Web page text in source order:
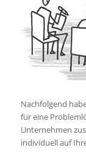
Nachfolgend
für eine
Unternehmen
individuell auf